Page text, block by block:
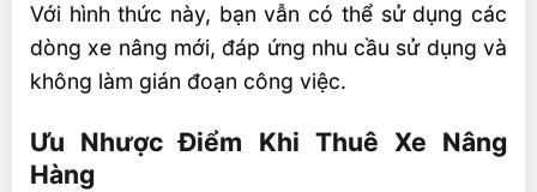
Với hình thức này, bạn vẫn có thể sử dụng các
dòng xe nâng mới, đáp ứng nhu cầu sử dụng và
không làm gián đoạn công việc.
Ưu Nhược Điểm Khi Thuê Xe Nâng
Hàng